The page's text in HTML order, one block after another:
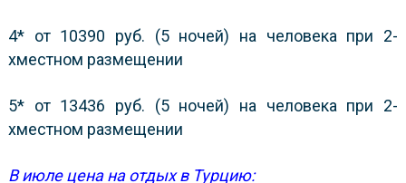
4* от 10390 руб. (5 ночей) на человека при 2-
хместном размещении
5* от 13436 руб. (5 ночей) на человека при 2-
хместном размещении
В июле цена на отдых в Турцию: